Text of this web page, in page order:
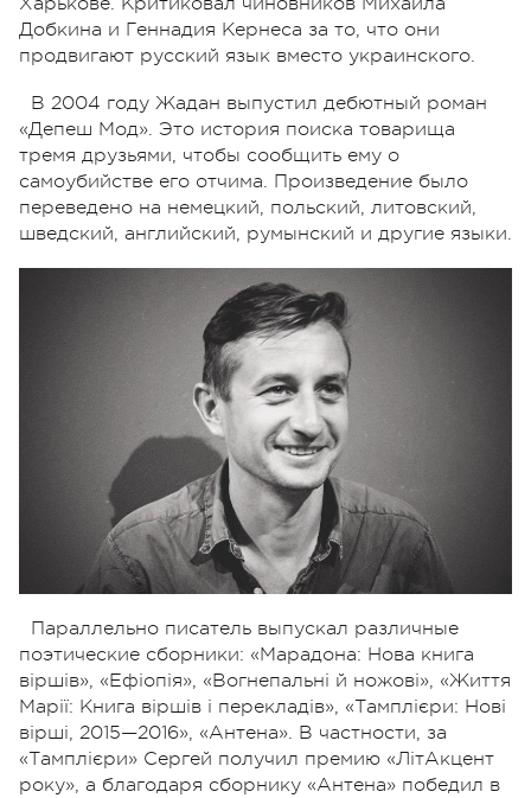
Добкина и Геннадия Кернеса за то, что они
продвигают русский язык вместо украинского.
В 2004 году Жадан выпустил дебютный роман
«Депеш Мод». Это история поиска товарища
тремя друзьями, чтобы сообщить ему о
самоубийстве его отчима. Произведение было
переведено на немецкий, польский, литовский,
шведский, английский, румынский и другие языки.
Параллельно писатель выпускал различные
поэтические сборники: «Марадона: Нова книга
віршів», «Ефіопія», «Вогнепальні й ножові», «Життя
Марії: Книга віршів і перекладів», «Тамплієри: Нові
вірші, 2015—2016», «Антена». В частности, за
«Тамплієри» Сергей получил премию «ЛітАкцент
року», а благодаря сборнику «Антена» победил в